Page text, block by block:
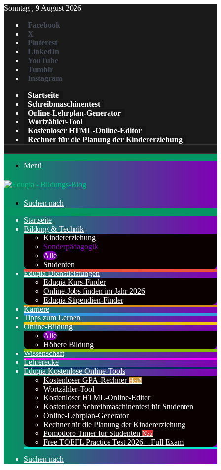
Sonntag , 9 August 2026
Facebook
X
Pinterest
LinkedIn
YouTube
Tumblr
Instagram
Startseite
Schreibmaschinentest
Online-Lehrplan-Generator
Wortzähler-Tool
Kostenloser HTML-Online-Editor
Rechner für die Planung der Kindererziehung
Menü
Suchen nach
Startseite
Bildung & Technik
Kindererziehung
Sonderpädagogik
Alle
Studenten
Eduqia Dienstleistungen
Eduqia Kurs-Finder
Online-Jobs finden im Jahr 2026
Eduqia Stipendien-Finder
Karriere
Tipps zum Lernen
Online-Bildung
Alle
Höhere Bildung
Wissenschaft
Lehrerecke
Eduqia Kostenlose Online-Tools
Kostenloser GPA-Rechner Heiß
Wortzähler-Tool
Kostenloser HTML-Online-Editor
Kostenloser Schreibmaschinentest für Studenten
Online-Lehrplan-Generator
Rechner für die Planung der Kindererziehung
Pomodoro Timer für Studenten Neu
Free TOEFL Practice Test 2026 – Full Exam
Suchen nach